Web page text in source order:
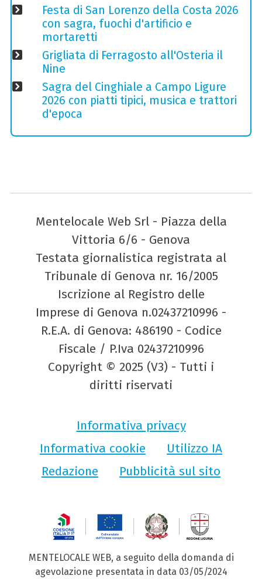
Festa di San Lorenzo della Costa 2026
con sagra, fuochi d'artificio e
mortaretti
Grigliata di Ferragosto all'Osteria il
Nine
Sagra del Cinghiale a Campo Ligure
2026 con piatti tipici, musica e trattori
d'epoca
Mentelocale Web Srl - Piazza della
Vittoria 6/6 - Genova
Testata giornalistica registrata al
Tribunale di Genova nr. 16/2005
Iscrizione al Registro delle
Imprese di Genova n.02437210996 -
R.E.A. di Genova: 486190 - Codice
Fiscale / P.Iva 02437210996
Copyright © 2025 (V3) - Tutti i
diritti riservati
Informativa privacy
Informativa cookie
Utilizzo IA
Redazione
Pubblicità sul sito
MENTELOCALE WEB, a seguito della domanda di
agevolazione presentata in data 03/05/2024